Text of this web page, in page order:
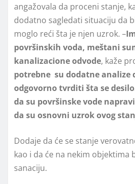
angažovala da proceni stanje,
dodatno sagledati situaciju da
moglo reći šta je njen uzrok. –
površinskih voda, meštani
kanalizacione odvode, kaže
potrebne su dodatne analize
odgovorno tvrditi šta se
da su površinske vode
da su osnovni uzrok ovog
Dodaje da će se stanje
kao i da će na nekim objektima
sanaciju.